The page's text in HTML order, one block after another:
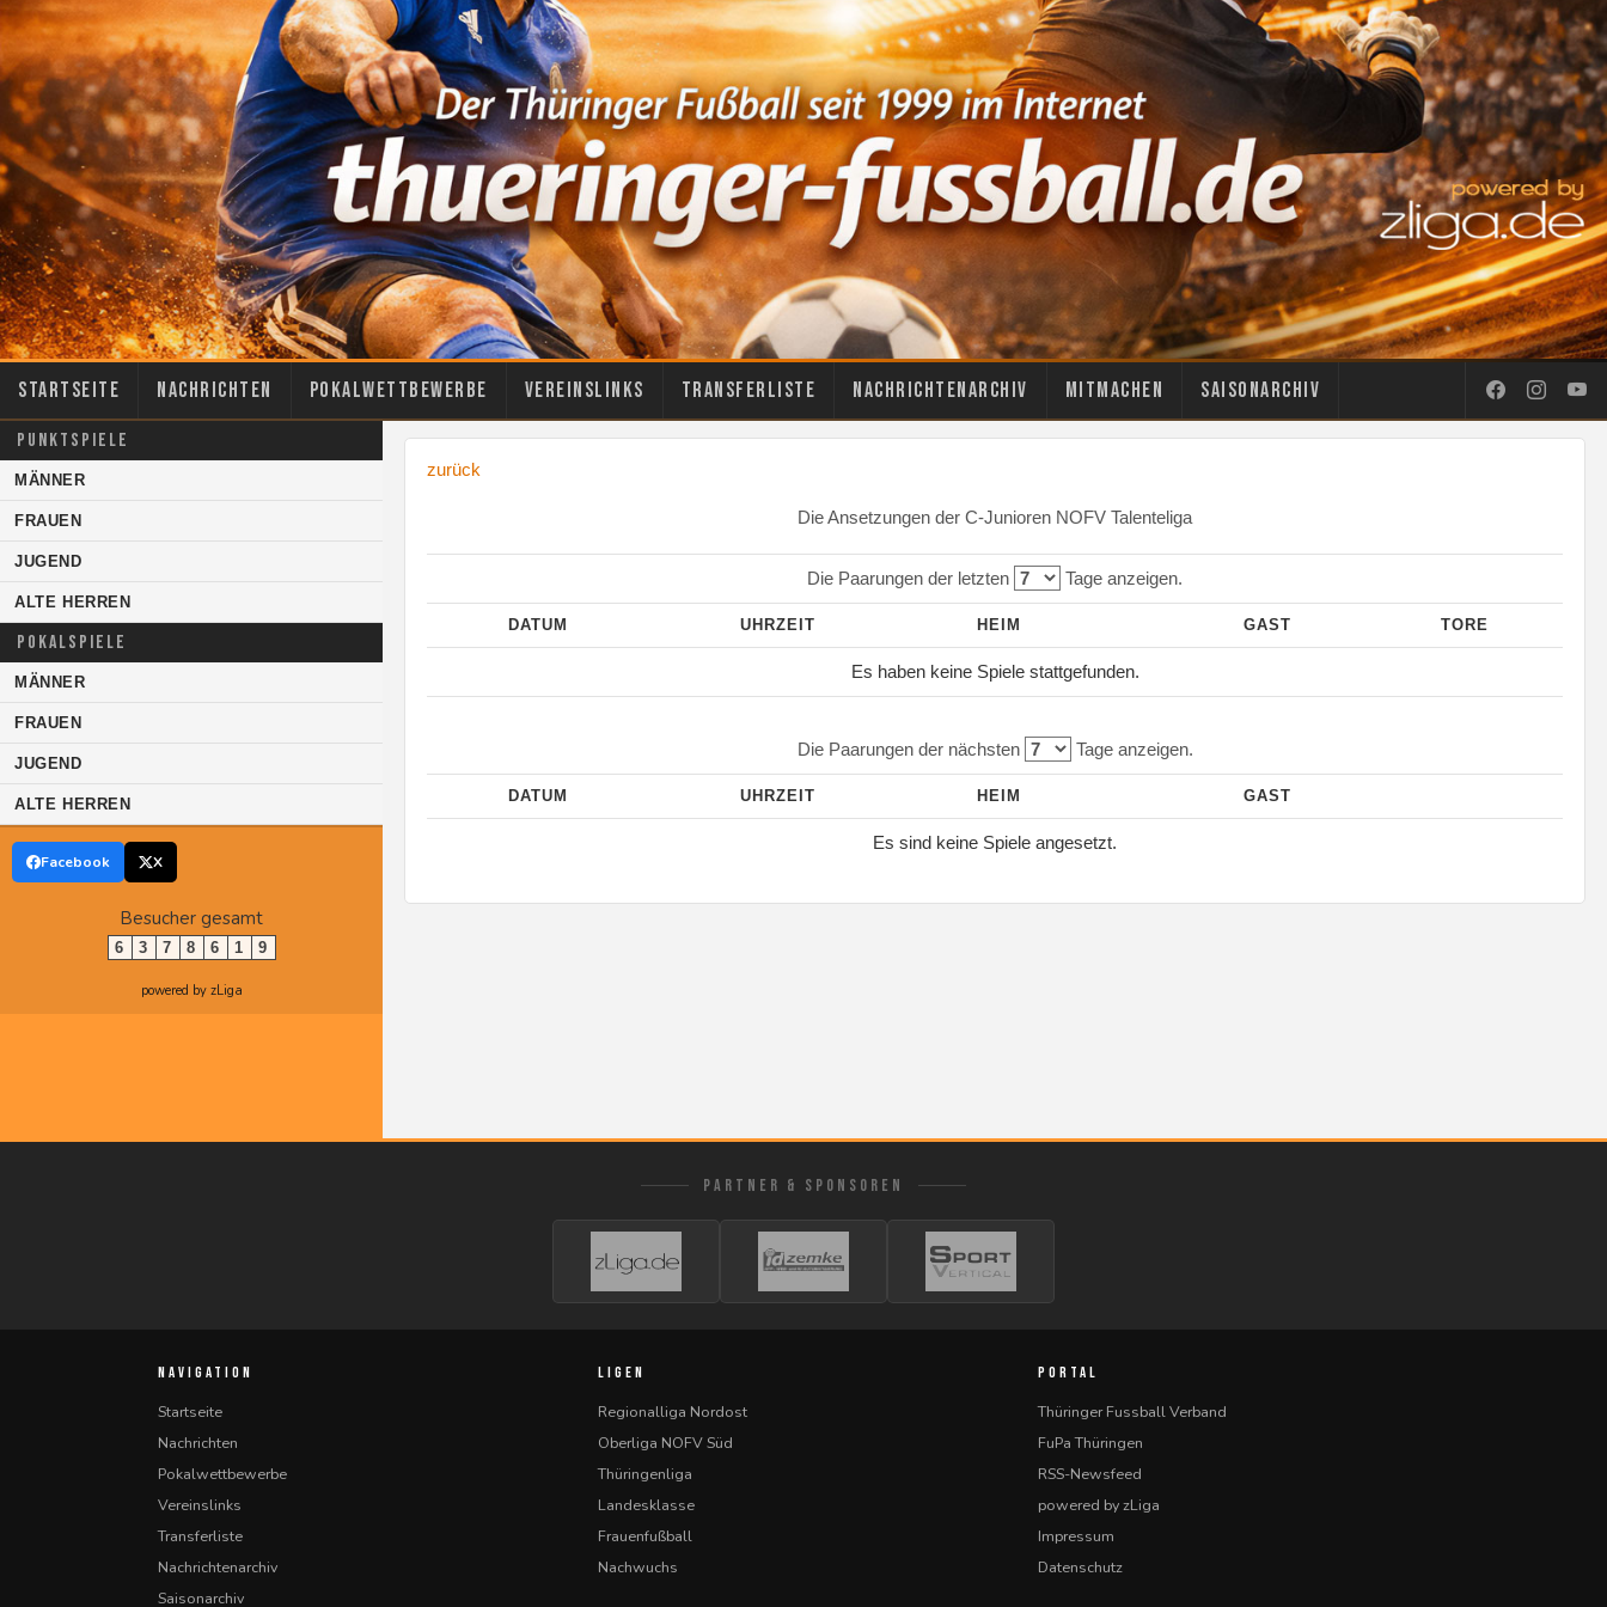
Startseite Nachrichten Pokalwettbewerbe Vereinslinks Transferliste Nachrichtenarchiv Mitmachen Saisonarchiv
PUNKTSPIELE
MÄNNER
FRAUEN
JUGEND
ALTE HERREN
POKALSPIELE
MÄNNER
FRAUEN
JUGEND
ALTE HERREN
Facebook X
Besucher gesamt
6 3 7 8 6 1 9
powered by zLiga
zurück
Die Ansetzungen der C-Junioren NOFV Talenteliga
Die Paarungen der letzten Tage anzeigen.
DATUM UHRZEIT HEIM GAST TORE
Es haben keine Spiele stattgefunden.
Die Paarungen der nächsten Tage anzeigen.
DATUM UHRZEIT HEIM GAST
Es sind keine Spiele angesetzt.
PARTNER & SPONSOREN
NAVIGATION
Startseite
Nachrichten
Pokalwettbewerbe
Vereinslinks
Transferliste
Nachrichtenarchiv
Saisonarchiv
LIGEN
Regionalliga Nordost
Oberliga NOFV Süd
Thüringenliga
Landesklasse
Frauenfußball
Nachwuchs
PORTAL
Thüringer Fussball Verband
FuPa Thüringen
RSS-Newsfeed
powered by zLiga
Impressum
Datenschutz